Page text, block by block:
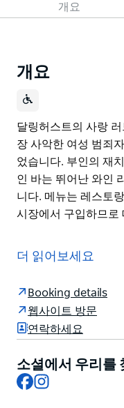
개요
개요
달링허스트의 사랑
장 사악한 여성 범죄
었습니다. 부인의 재
인 바는 뛰어난 와인
니다. 메뉴는 레스토
시장에서 구입하므로
장 사악한 여성 범죄
부인의 재치 있는 정
어난 와인 리스트와
는 레스토랑의 허브
구입하므로 대부분
더 읽어보세요
Booking details
웹사이트 방문
연락하세요
소셜에서 우리를
Facebook